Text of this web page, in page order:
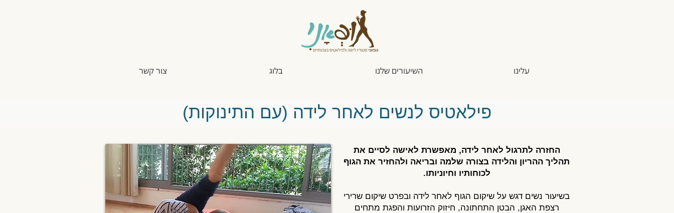
עלינו השיעורים שלנו בלוג צור קשר
פילאטיס לנשים לאחר לידה (עם התינוקות)
החזרה לתרגול לאחר לידה, מאפשרת לאישה לסיים את
תהליך ההריון והלידה בצורה שלמה ובריאה ולהחזיר את הגוף
לכוחותיו וחיוניותו.
בשיעור נשים דגש על שיקום הגוף לאחר לידה ובפרט שיקום שרירי
רצפת האגן, הבטן התחתונה, חיזוק הזרועות והפגת מתחים